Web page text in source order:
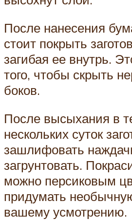
После нанесения
стоит покрыть
загибая ее внутрь.
того, чтобы скрыть
боков.
После высыхания в
нескольких суток
зашлифовать
загрунтовать.
можно персиковым
придумать
вашему усмотрению.